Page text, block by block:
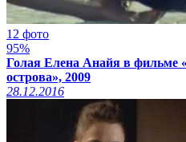
12 фото
95%
Голая Елена Анайя в фильме
острова», 2009
28.12.2016